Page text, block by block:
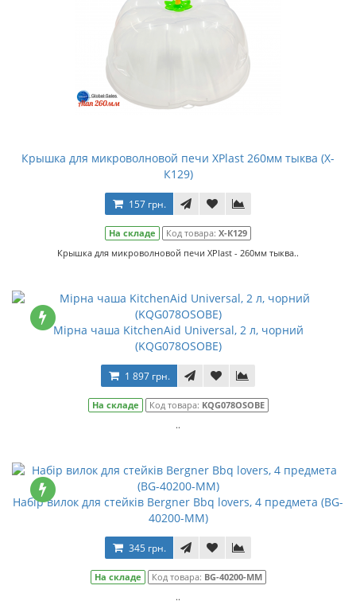
Крышка для микроволновой печи XPlast 260мм тыква (Х-
К129)
157 грн.
На складе Код товара: Х-К129
Крышка для микроволновой печи XPlast - 260мм тыква..
Мірна чаша KitchenAid Universal, 2 л, чорний
(KQG078OSOBE)
1 897 грн.
На складе Код товара: KQG078OSOBE
..
Набір вилок для стейків Bergner Bbq lovers, 4 предмета (BG-
40200-MM)
345 грн.
На складе Код товара: BG-40200-MM
..